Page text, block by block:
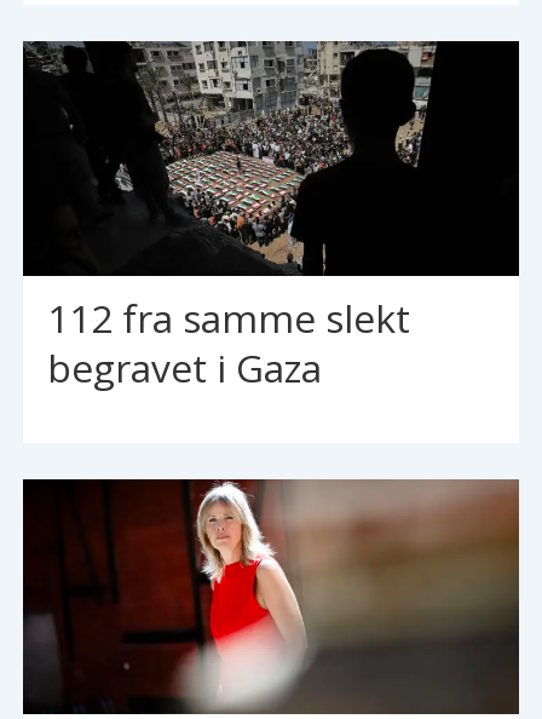
112 fra samme slekt
begravet i Gaza